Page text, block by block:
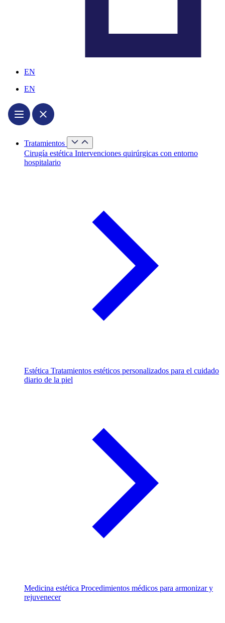
EN
EN
Tratamientos
Cerrar
Tratamientos
Abrir
Tratamientos
Cirugía estética Intervenciones quirúrgicas con entorno
hospitalario
Estética Tratamientos estéticos personalizados para el cuidado
diario de la piel
Medicina estética Procedimientos médicos para armonizar y
rejuvenecer